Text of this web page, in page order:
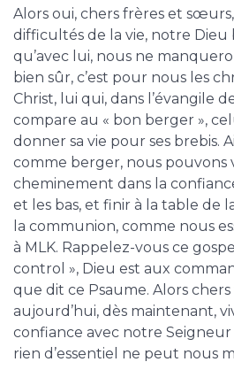
Alors oui, chers frères et
difficultés de la vie, notre Dieu
qu’avec lui, nous ne
bien sûr, c’est pour nous les
Christ, lui qui, dans l’évangile
compare au « bon berger »,
donner sa vie pour ses brebis.
comme berger, nous pouvons
cheminement dans la
et les bas, et finir à la table de
la communion, comme nous
à MLK. Rappelez-vous ce
control », Dieu est aux
que dit ce Psaume. Alors
aujourd’hui, dès maintenant,
confiance avec notre Seigneur
rien d’essentiel ne peut nous